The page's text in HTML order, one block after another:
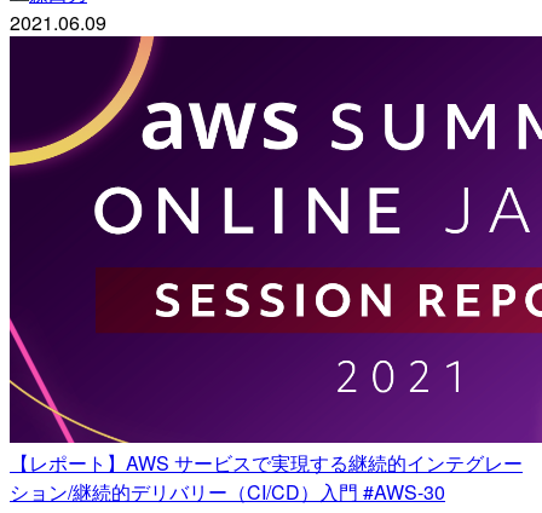
2021.06.09
【レポート】AWS サービスで実現する継続的インテグレー
ション/継続的デリバリー（CI/CD）入門 #AWS-30